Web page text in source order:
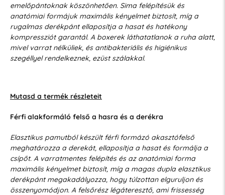
emelőpántoknak köszönhetően. Sima felépítésük és
anatómiai formájuk maximális kényelmet biztosít, míg a
rugalmas derékpánt ellaposítja a hasat és hatékony
kompressziót garantál. A boxerek láthatatlanok a ruha alatt,
mivel varrat nélküliek, és antibakteriális és higiénikus
szegéllyel rendelkeznek, ezüst szálakkal.
Mutasd a termék részleteit
Férfi alakformáló felső a hasra és a derékra
Elasztikus pamutból készült férfi formázó akasztófelső
meghatározza a derekát, ellaposítja a hasat és formálja a
csípőt. A varratmentes felépítés és az anatómiai forma
maximális kényelmet biztosít, míg a magas dupla elasztikus
derékpánt megakadályozza, hogy túlzottan elguruljon és
összenyomódjon. A felsőrész légáteresztő, ami frissesség